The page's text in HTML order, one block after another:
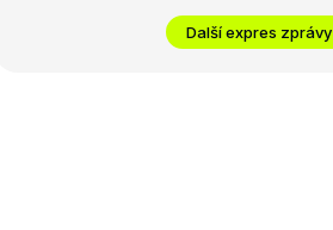
Další expres zprávy